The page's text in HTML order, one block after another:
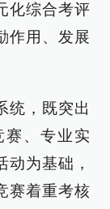
化综合考评
作用、发展
统，既突出
、专业实
动为基础，
赛着重考核